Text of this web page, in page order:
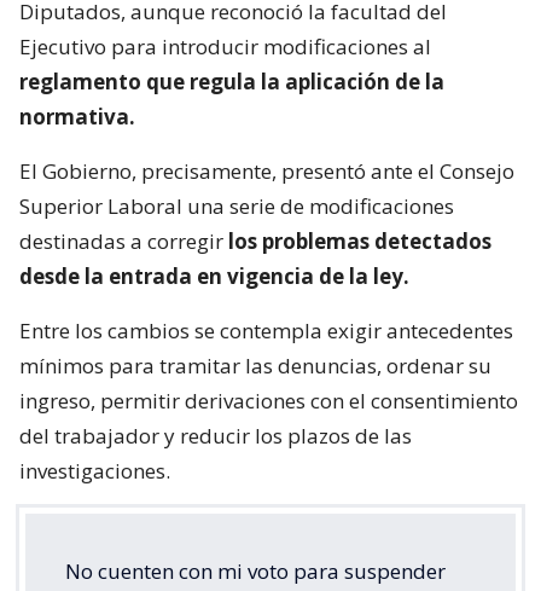
Diputados, aunque reconoció la facultad del
Ejecutivo para introducir modificaciones al
reglamento que regula la aplicación de la
normativa.
El Gobierno, precisamente, presentó ante el Consejo
Superior Laboral una serie de modificaciones
destinadas a corregir los problemas detectados
desde la entrada en vigencia de la ley.
Entre los cambios se contempla exigir antecedentes
mínimos para tramitar las denuncias, ordenar su
ingreso, permitir derivaciones con el consentimiento
del trabajador y reducir los plazos de las
investigaciones.
No cuenten con mi voto para suspender